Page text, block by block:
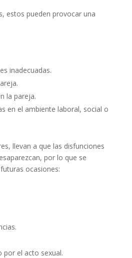
estos pueden provocar una
inadecuadas.
la pareja.
en el ambiente laboral, social o
llevan a que las disfunciones
por lo que se
ocasiones:
por el acto sexual.